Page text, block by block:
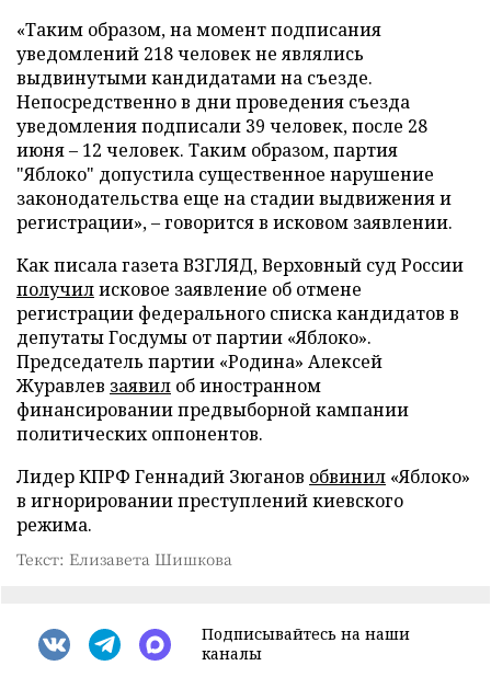
«Таким образом, на момент подписания
уведомлений 218 человек не являлись
выдвинутыми кандидатами на съезде.
Непосредственно в дни проведения съезда
уведомления подписали 39 человек, после 28
июня – 12 человек. Таким образом, партия
"Яблоко" допустила существенное нарушение
законодательства еще на стадии выдвижения и
регистрации», – говорится в исковом заявлении.
Как писала газета ВЗГЛЯД, Верховный суд России
получилисковое заявление об отмене
регистрации федерального списка кандидатов в
депутаты Госдумы от партии «Яблоко».
Председатель партии «Родина» Алексей
Журавлев заявил об иностранном
финансировании предвыборной кампании
политических оппонентов.
Лидер КПРФ Геннадий Зюганов обвинил «Яблоко»
в игнорировании преступлений киевского
режима.
Текст: Елизавета Шишкова
Подписывайтесь на наши
каналы